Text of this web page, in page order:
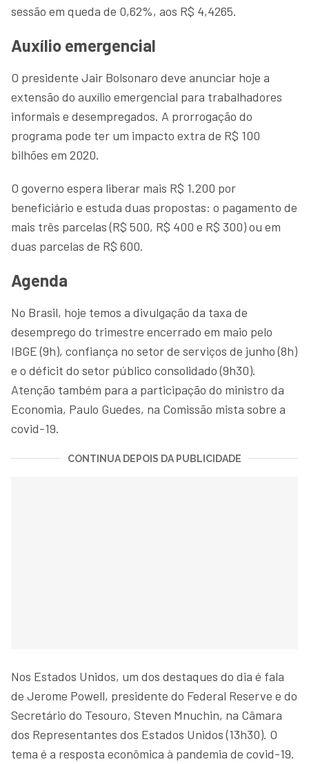
sessão em queda de 0,62%, aos R$ 4,4265.
Auxílio emergencial
O presidente Jair Bolsonaro deve anunciar hoje a
extensão do auxílio emergencial para trabalhadores
informais e desempregados. A prorrogação do
programa pode ter um impacto extra de R$ 100
bilhões em 2020.
O governo espera liberar mais R$ 1.200 por
beneficiário e estuda duas propostas: o pagamento de
mais três parcelas (R$ 500, R$ 400 e R$ 300) ou em
duas parcelas de R$ 600.
Agenda
No Brasil, hoje temos a divulgação da taxa de
desemprego do trimestre encerrado em maio pelo
IBGE (9h), confiança no setor de serviços de junho (8h)
e o déficit do setor público consolidado (9h30).
Atenção também para a participação do ministro da
Economia, Paulo Guedes, na Comissão mista sobre a
covid-19.
CONTINUA DEPOIS DA PUBLICIDADE
Nos Estados Unidos, um dos destaques do dia é fala
de Jerome Powell, presidente do Federal Reserve e do
Secretário do Tesouro, Steven Mnuchin, na Câmara
dos Representantes dos Estados Unidos (13h30). O
tema é a resposta econômica à pandemia de covid-19.